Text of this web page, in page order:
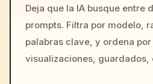
Deja que la IA busque entre
prompts. Filtra por modelo,
palabras clave, y ordena
visualizaciones, guardados,